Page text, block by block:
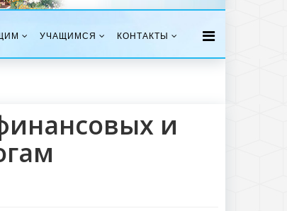
УЧАЩИМСЯ КОНТАКТЫ
и